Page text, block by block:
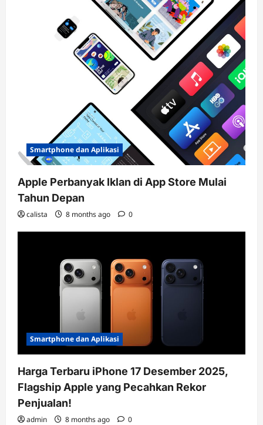
Smartphone dan Aplikasi
Apple Perbanyak Iklan di App Store Mulai
Tahun Depan
calista 8 months ago 0
Smartphone dan Aplikasi
Harga Terbaru iPhone 17 Desember 2025,
Flagship Apple yang Pecahkan Rekor
Penjualan!
admin 8 months ago 0